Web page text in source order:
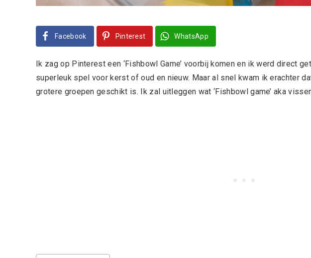
Facebook Pinterest WhatsApp
Ik zag op Pinterest een ‘Fishbowl Game’ voorbij komen en ik werd direct
superleuk spel voor kerst of oud en nieuw. Maar al snel kwam ik erachter
grotere groepen geschikt is. Ik zal uitleggen wat ‘Fishbowl game’ aka